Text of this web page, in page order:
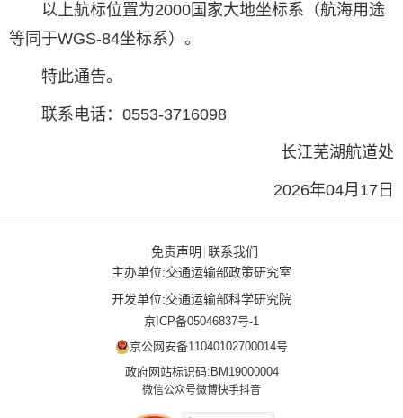
以上航标位置为2000国家大地坐标系（航海用途
等同于WGS-84坐标系）。
特此通告。
联系电话：0553-3716098
长江芜湖航道处
2026年04月17日
| 免责声明 | 联系我们
主办单位:交通运输部政策研究室
开发单位:交通运输部科学研究院
京ICP备05046837号-1
京公网安备11040102700014号
政府网站标识码:BM19000004
微信公众号微博快手抖音